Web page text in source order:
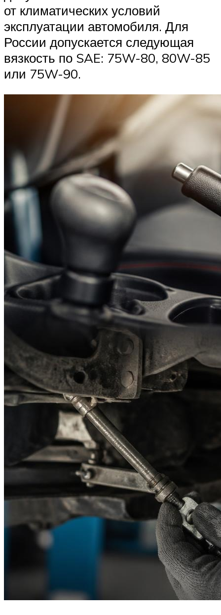
от климатических условий
эксплуатации автомобиля. Для
России допускается следующая
вязкость по SAE: 75W-80, 80W-85
или 75W-90.